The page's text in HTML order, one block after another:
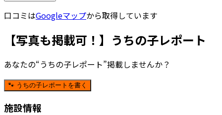
口コミはGoogleマップから取得しています
【写真も掲載可！】うちの子レポート
あなたの“うちの子レポート”掲載しませんか？
🐾 うちの子レポートを書く
施設情報